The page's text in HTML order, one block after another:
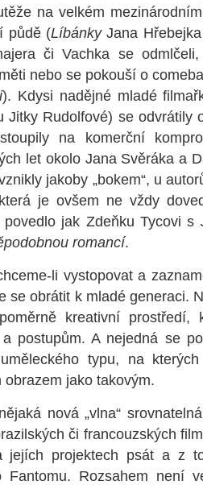
na velkém
půdě (LíbánkyJana
či Vachka se
nebo se pokouší o
). Kdysi nadějné mladé
Jitky Rudolfové) se odvrátily
na komerční
let okolo Jana Svěráka a
jakoby „bokem“, u
je ovšem ne vždy
jak Zdeňku Tycovi s
romancí.
li vystopovat a
se obrátit k mladé generaci.
kreativní prostředí,
a postupům. A nejedná se
typu, na
jako takovým.
nová „vlna“
či francouzských
jejích projektech psát a z
Rozsahem není